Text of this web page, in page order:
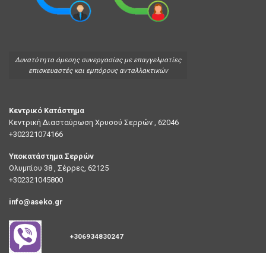
Δυνατότητα άμεσης συνεργασίας με επαγγελματίες
επισκευαστές και εμπόρους ανταλλακτικών
Κεντρικό Κατάστημα
Κεντρική Διασταύρωση Χρυσού Σερρών , 62046
+302321074166
Υποκατάστημα Σερρών
Ολυμπίου 38 , Σέρρες, 62125
+302321045800
info@aseko.gr
+306934830247